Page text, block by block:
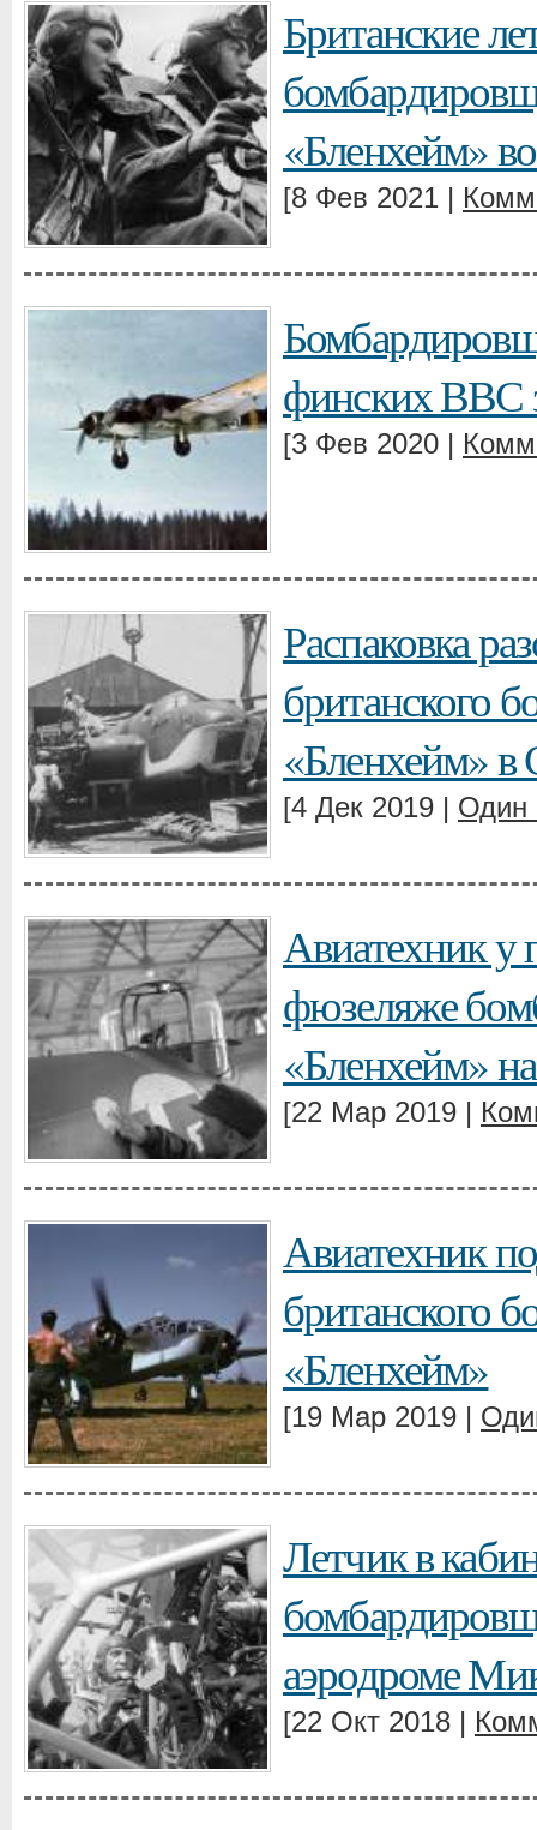
Британские
«Бленхейм»
[8 Фев 2021 |
финских ВВС
[3 Фев 2020 |
Распаковка
британского
«Бленхейм» в
[4 Дек 2019 | Один
Авиатехник у
фюзеляже
«Бленхейм»
[22 Мар 2019 |
Авиатехник
британского
«Бленхейм»
[19 Мар 2019 |
Летчик в
аэродроме
[22 Окт 2018 |